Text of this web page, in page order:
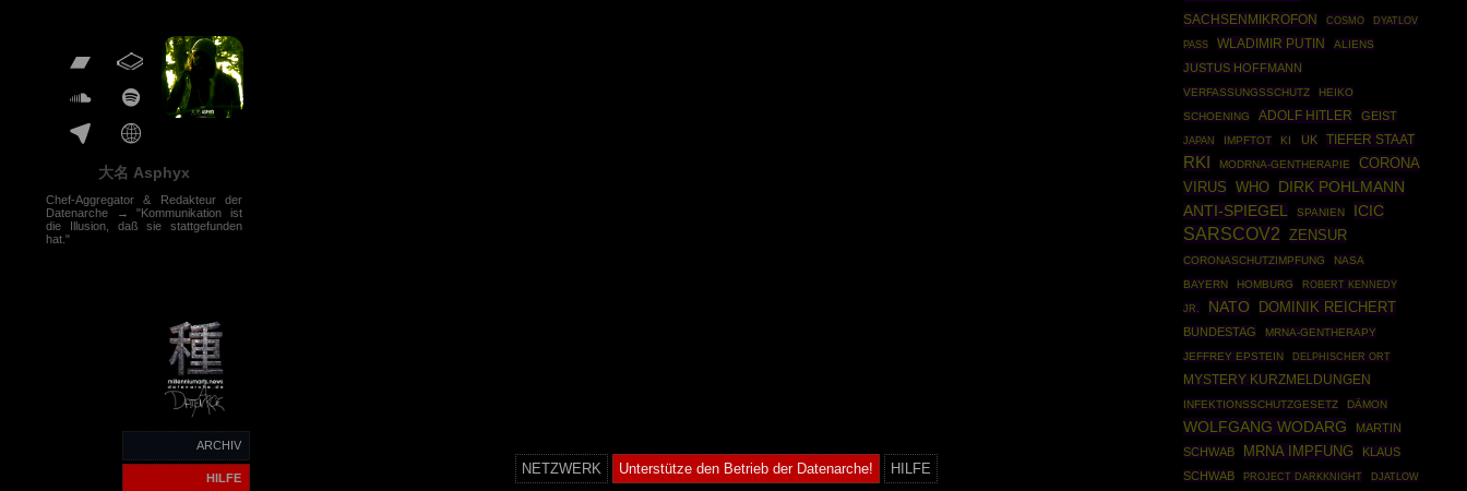
大名 Asphyx
Chef-Aggregator & Redakteur der
Datenarche → "Kommunikation ist
die Illusion, daß sie stattgefunden
hat."
ARCHIV
HILFE
NETZWERK Unterstütze den Betrieb der Datenarche! HILFE
SACHSENMIKROFON COSMO DYATLOV
PASS WLADIMIR PUTIN ALIENS
JUSTUS HOFFMANN
VERFASSUNGSSCHUTZ
HEIKO
SCHOENING
ADOLF HITLER GEIST
JAPAN IMPFTOT KI UK TIEFER STAAT
RKI MODRNA-GENTHERAPIE
CORONA
VIRUS
WHO DIRK POHLMANN
ANTI-SPIEGEL SPANIEN ICIC
SARSCOV2 ZENSUR
CORONASCHUTZIMPFUNG
NASA
BAYERN
HOMBURG
ROBERT KENNEDY
JR.
NATO DOMINIK REICHERT
BUNDESTAG
MRNA-GENTHERAPY
JEFFREY EPSTEIN
DELPHISCHER ORT
MYSTERY KURZMELDUNGEN
INFEKTIONSSCHUTZGESETZ DÄMON
WOLFGANG WODARG
MARTIN
SCHWAB
MRNA IMPFUNG
KLAUS
SCHWAB
PROJECT DARKKNIGHT DJATLOW